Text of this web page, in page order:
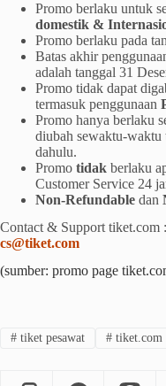
Promo berlaku untuk
domestik &
Promo berlaku pada
Batas akhir
adalah tanggal 31
Promo tidak dapat
termasuk penggunaan
Promo hanya berlaku
diubah sewaktu-waktu
dahulu.
Promo tidak berlaku
Customer Service 24
Non-Refundable dan
Contact & Support tiket.com
cs@tiket.com
(sumber: promo page
#tiket pesawat #tiket.com